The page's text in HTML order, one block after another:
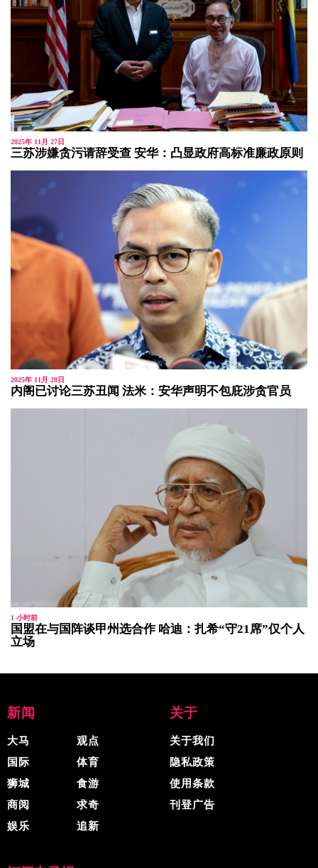
2025年 11月 27日
三苏涉嫌贪污请辞受查 安华：凸显政府高标准廉政原则
2025年 11月 28日
内阁已讨论三苏丑闻 法米：安华声明不包庇涉贪官员
1 小时前
国盟在与国阵谈甲州选合作 哈迪：扎希“守21席”仅个人
立场
新闻
大马
国际
狮城
商阅
娱乐
观点
体育
食游
求奇
追新
关于
关于我们
隐私政策
使用条款
刊登广告